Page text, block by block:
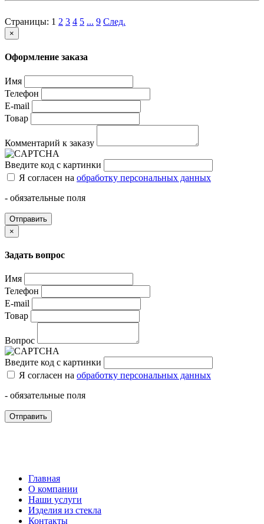
Страницы: 1 2 3 4 5 ... 9 След.
×
Оформление заказа
Имя
Телефон
E-mail
Товар
Комментарий к заказу
Введите код с картинки
Я согласен на обработку персональных данных
- обязательные поля
Отправить
×
Задать вопрос
Имя
Телефон
E-mail
Товар
Вопрос
Введите код с картинки
Я согласен на обработку персональных данных
- обязательные поля
Отправить
Главная
О компании
Наши услуги
Изделия из стекла
Контакты